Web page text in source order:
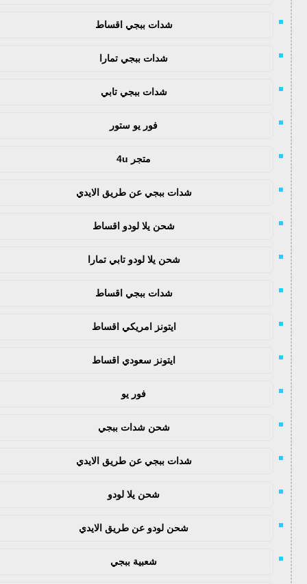
شدات ببجي اقساط
شدات ببجي تمارا
شدات ببجي تابي
فور يو ستور
متجر 4u
شدات ببجي عن طريق الايدي
شحن يلا لودو اقساط
شحن يلا لودو تابي تمارا
شدات ببجي اقساط
ايتونز امريكي اقساط
ايتونز سعودي اقساط
فور يو
شحن شدات ببجي
شدات ببجي عن طريق الايدي
شحن يلا لودو
شحن لودو عن طريق الايدي
شعبية ببجي